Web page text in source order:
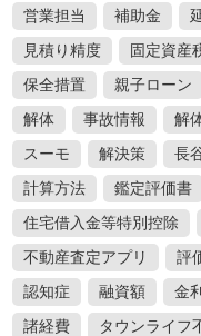
営業担当
補助金
見積り精度
固定資産
保全措置
親子ローン
解体
事故情報 解
スーモ
解決策 長
計算方法
鑑定評価書
住宅借入金等特別控除
不動産査定アプリ
評
認知症
融資額 金利
諸経費
タウンライフ